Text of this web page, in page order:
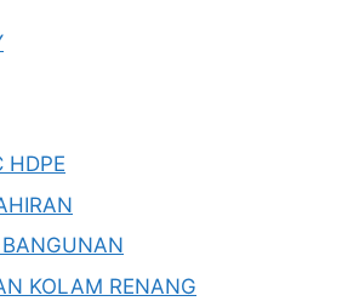
HDPE
KOLAM RENANG